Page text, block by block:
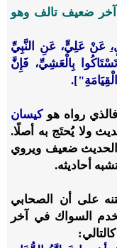
ضعيف تالف وهو
عَنْ عَلِيٍّ، عَنِ النَّبِيِّ
بِالْعَشِيِّ، فَإِنَّ
رواه هوكيسان
ولا يُحتَج به أصلًا.
الحديث ضعيف ويروي
أحاديثه.
على أن الصحابي
السواك في آخر